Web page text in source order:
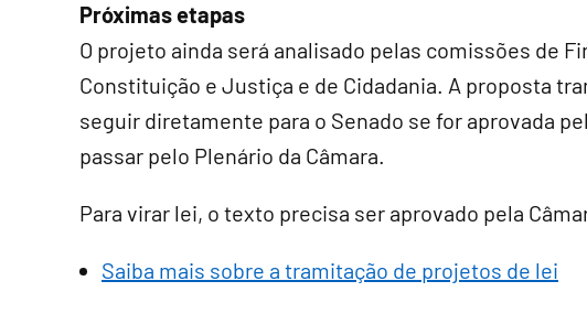
Próximas etapas
O projeto ainda será analisado pelas comissões de
Constituição e Justiça e de Cidadania. A proposta
seguir diretamente para o Senado se for aprovada
passar pelo Plenário da Câmara.
Para virar lei, o texto precisa ser aprovado pela
Saiba mais sobre a tramitação de projetos de lei